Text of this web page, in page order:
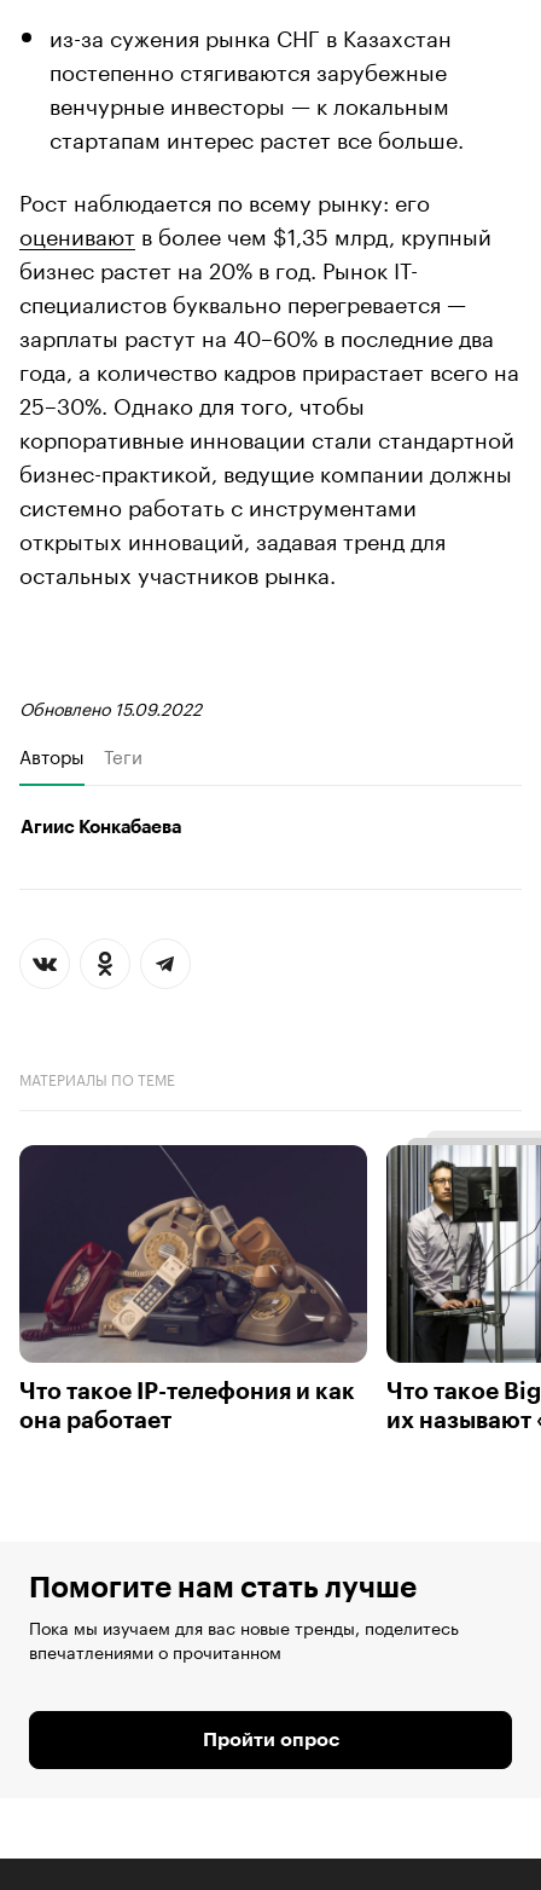
из-за сужения рынка СНГ в Казахстан
постепенно стягиваются зарубежные
венчурные инвесторы — к локальным
стартапам интерес растет все больше.
Рост наблюдается по всему рынку: его
оценивают в более чем $1,35 млрд, крупный
бизнес растет на 20% в год. Рынок IT-
специалистов буквально перегревается —
зарплаты растут на 40–60% в последние два
года, а количество кадров прирастает всего на
25–30%. Однако для того, чтобы
корпоративные инновации стали стандартной
бизнес-практикой, ведущие компании должны
системно работать с инструментами
открытых инноваций, задавая тренд для
остальных участников рынка.
Обновлено 15.09.2022
Авторы Теги
Агиис Конкабаева
МАТЕРИАЛЫ ПО ТЕМЕ
Что такое IP-телефония и как
она работает
Что такое
их называют
Помогите нам стать лучше
Пока мы изучаем для вас новые тренды, поделитесь
впечатлениями о прочитанном
Пройти опрос